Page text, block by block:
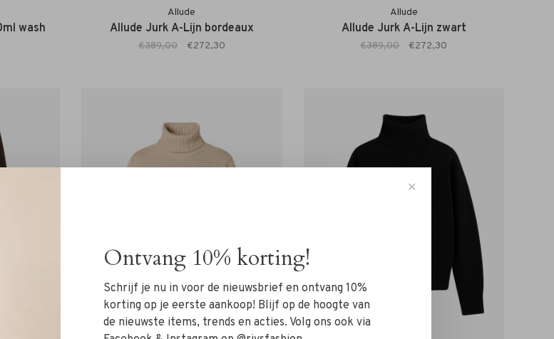
wash
Allude
Allude Jurk A-Lijn bordeaux
€389,00 €272,30
Allude
Allude Jurk A-Lijn zwart
€389,00 €272,30
✕
Ontvang 10% korting!
Schrijf je nu in voor de nieuwsbrief en ontvang 10%
korting op je eerste aankoop! Blijf op de hoogte van
de nieuwste items, trends en acties. Volg ons ook via